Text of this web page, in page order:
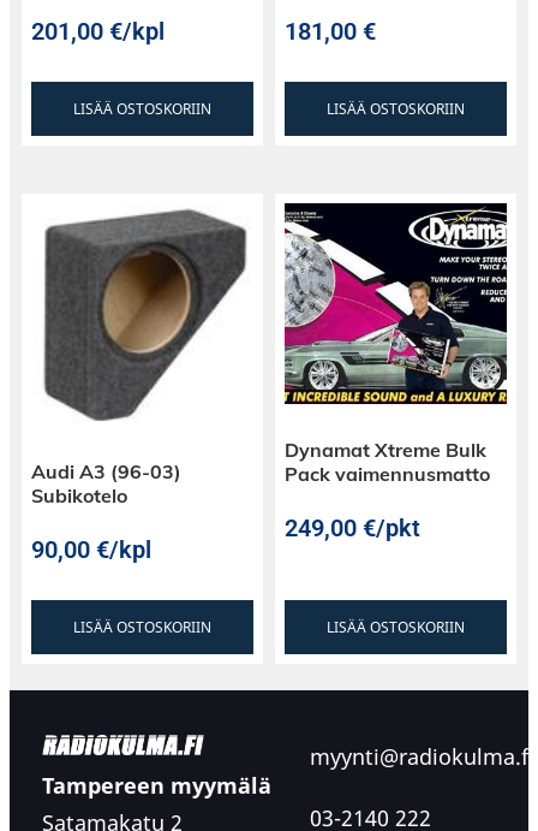
201,00€/kpl
LISÄÄ OSTOSKORIIN
181,00€
LISÄÄ OSTOSKORIIN
Audi A3 (96-03)
Subikotelo
90,00€/kpl
LISÄÄ OSTOSKORIIN
Dynamat Xtreme Bulk
Pack vaimennusmatto
249,00€/pkt
LISÄÄ OSTOSKORIIN
Tampereen myymälä
Satamakatu 2
myynti@radiokulma.fi
03-2140 222